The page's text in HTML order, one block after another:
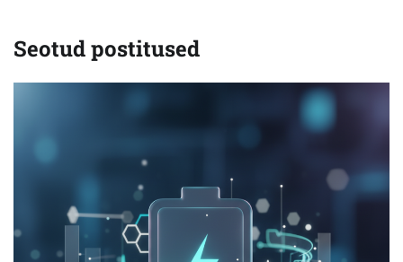
Seotud postitused